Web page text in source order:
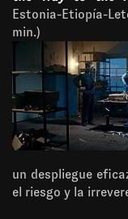
Estonia-Etiopía-
min.)
un despliegue
el riesgo y la